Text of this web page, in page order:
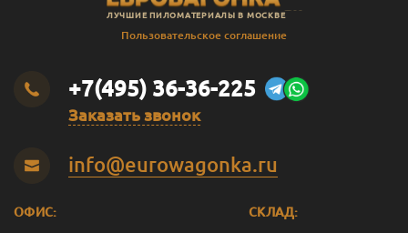
ЛУЧШИЕ ПИЛОМАТЕРИАЛЫ В МОСКВЕ
Пользовательское соглашение
+7(495) 36-36-225
Заказать звонок
info@eurowagonka.ru
ОФИС: СКЛАД: